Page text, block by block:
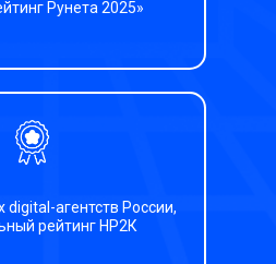
агентств России,
рейтинг НР2К
Рунета 2025»